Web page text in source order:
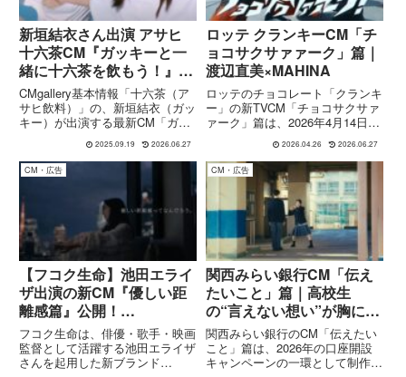
新垣結衣さん出演 アサヒ
十六茶CM『ガッキーと一
緒に十六茶を飲もう！』
篇 楽曲 ano
CMgallery基本情報「十六茶（ア
サヒ飲料）」の、新垣結衣（ガッ
キー）が出演する最新CM「ガッ
「16チャージ！野球場」編の詳
細を調べたので、分かっているこ
とをまとめるね。項目内容CMタ
イトル「16チャージ！...
2025.09.19 2026.06.27
ロッテ クランキーCM「チ
ョコサクサァァーク」篇｜
渡辺直美×MAHINA
ロッテのチョコレート「クランキ
ー」の新TVCM「チョコサクサァ
ァーク」篇は、2026年4月14日よ
す。出演はタレントの渡辺直美さ
んと、ガールズグループHANAの
MAHINAさん。初共演ながら息の
合った掛け合いとダ...
2026.04.26 2026.06.27
CM・広告
【フコク生命】池田エライ
ザ出演の新CM『優しい距
離感篇』公開！
RADWIMPS「正解」のカ
バーで現代を生きる若者に
寄り添う
フコク生命は、俳優・歌手・映画
監督として活躍する池田エライザ
さんを起用した新ブランド
CM・広告
関西みらい銀行CM「伝え
たいこと」篇｜高校生
の“言えない想い”が胸に響
く青春ストーリー 谷口沙
穂 狩野煌己
関西みらい銀行のCM「伝えたい
こと」篇は、2026年の口座開設
キャンペーンの一環として制作さ